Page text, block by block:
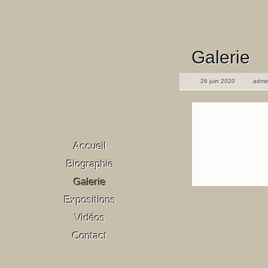
Accueil
Biographie
Galerie
Expositions
Vidéos
Contact
Galerie
26 juin 2020